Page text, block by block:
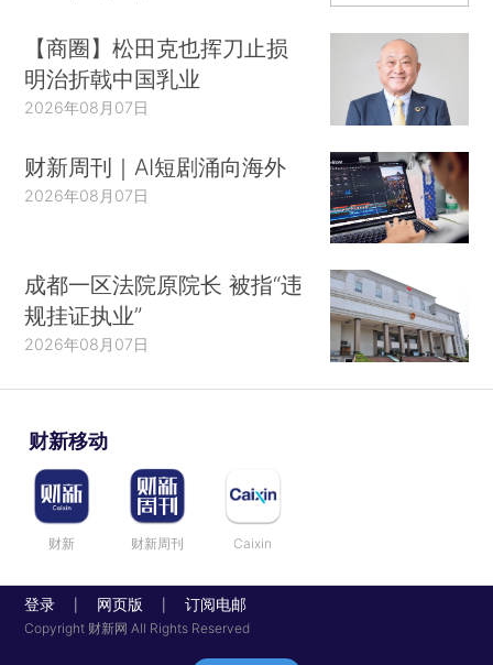
【商圈】松田克也挥刀止损
明治折戟中国乳业
2026年08月07日
财新周刊｜AI短剧涌向海外
2026年08月07日
成都一区法院原院长 被指“违
规挂证执业”
2026年08月07日
财新移动
财新 财新周刊 Caixin
登录 网页版 订阅电邮
Copyright 财新网 All Rights Reserved